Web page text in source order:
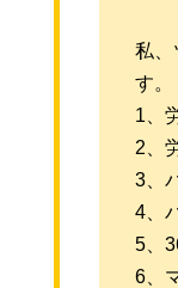
私、
す。
1、
2、
3、
4、
5、
6、